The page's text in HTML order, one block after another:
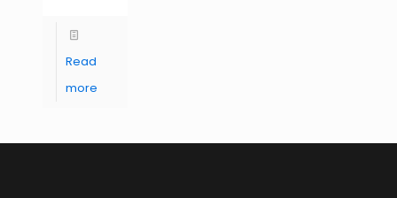
Read
more